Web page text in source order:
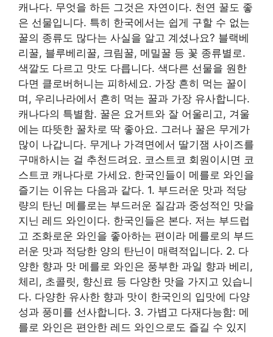
캐나다. 무엇을 하든 그것은 자연이다. 천연 꿀도 좋
은 선물입니다. 특히 한국에서는 쉽게 구할 수 없는
꿀의 종류도 많다는 사실을 알고 계셨나요? 블랙베
리꿀, 블루베리꿀, 크림꿀, 메밀꿀 등 꽃 종류별로.
색깔도 다르고 맛도 다릅니다. 색다른 선물을 원한
다면 클로버허니는 피하세요. 가장 흔히 먹는 꿀이
며, 우리나라에서 흔히 먹는 꿀과 가장 유사합니다.
캐나다의 특별함. 꿀은 요거트와 잘 어울리고, 겨울
에는 따뜻한 꿀차로 딱 좋아요. 그러나 꿀은 무게가
많이 나갑니다. 무게나 가격면에서 딸기잼 사이즈를
구매하시는 걸 추천드려요. 코스트코 회원이시면 코
스트코 캐나다로 가세요. 한국인들이 메를로 와인을
즐기는 이유는 다음과 같다. 1. 부드러운 맛과 적당
량의 탄닌 메를로는 부드러운 질감과 중성적인 맛을
지닌 레드 와인이다. 한국인들은 본다. 저는 부드럽
고 조화로운 와인을 좋아하는 편이라 메를로의 부드
러운 맛과 적당한 양의 탄닌이 매력적입니다. 2. 다
양한 향과 맛 메를로 와인은 풍부한 과일 향과 베리,
체리, 초콜릿, 향신료 등 다양한 맛을 가지고 있습니
다. 다양한 유사한 향과 맛이 한국인의 입맛에 다양
성과 풍미를 선사합니다. 3. 가볍고 다재다능함: 메
를로 와인은 편안한 레드 와인으로도 즐길 수 있지